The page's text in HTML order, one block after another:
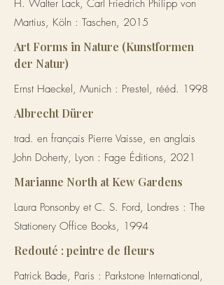
H. Walter Lack, Carl Friedrich Philipp von
Martius, Köln : Taschen, 2015
Art Forms in Nature (Kunstformen
der Natur)
Ernst Haeckel, Munich : Prestel, rééd. 1998
Albrecht Dürer
trad. en français Pierre Vaisse, en anglais
John Doherty, Lyon : Fage Éditions, 2021
Marianne North at Kew Gardens
Laura Ponsonby et C. S. Ford, Londres : The
Stationery Office Books, 1994
Redouté : peintre de fleurs
Patrick Bade, Paris : Parkstone International,